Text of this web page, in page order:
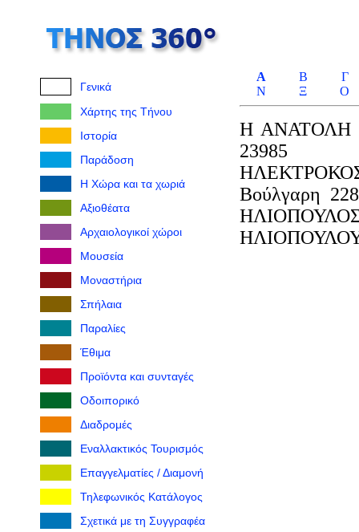
Γενικά
Χάρτης της Τήνου
Ιστορία
Παράδοση
Η Χώρα και τα χωριά
Αξιοθέατα
Αρχαιολογικοί χώροι
Μουσεία
Μοναστήρια
Σπήλαια
Παραλίες
Έθιμα
Προϊόντα και συνταγές
Οδοιπορικό
Διαδρομές
Εναλλακτικός Τουρισμός
Επαγγελματίες / Διαμονή
Τηλεφωνικός Κατάλογος
Σχετικά με τη Συγγραφέα
Α Β
Γ
Ν
Ξ Ο
Η ΑΝΑΤΟΛΗ
23985
Βούλγαρη